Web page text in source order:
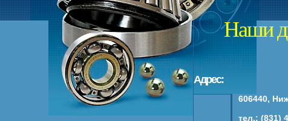
Наши
Адрес:
606440,
тел.: (831)